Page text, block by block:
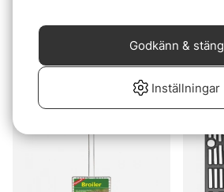
Cook'n Go
Slutsåld
Inställningar
Godkänn & stäng